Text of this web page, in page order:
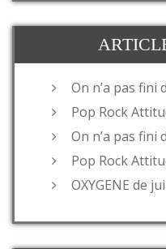
On n’a pas fini
Pop Rock
On n’a pas fini
Pop Rock
OXYGENE de